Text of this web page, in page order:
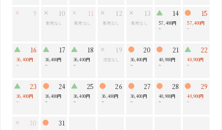
9 10
販売なし
11
販売なし
12
販売なし
13
販売なし
14
57,400円
~
15
57,400円
~
16
36,400円
~
17
36,400円
~
18
36,400円
~
19
空室なし
20
36,400円
~
21
40,900円
~
22
40,900円
~
23
36,400円
~
24
36,400円
~
25
36,400円
~
26
36,400円
~
27
36,400円
~
28
40,900円
~
29
40,900円
~
30 31